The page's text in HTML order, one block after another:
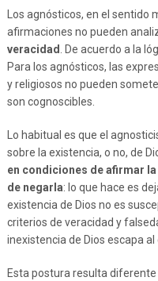
Los agnósticos, en el
afirmaciones no pueden
veracidad
. De acuerdo a la
Para los agnósticos, las
y religiosos no pueden
son cognoscibles.
Lo habitual es que el
sobre la existencia, o no, de
en condiciones de afirmar
de negarla: lo que hace es
existencia de Dios no es
criterios de veracidad y
inexistencia de Dios escapa
Esta postura resulta